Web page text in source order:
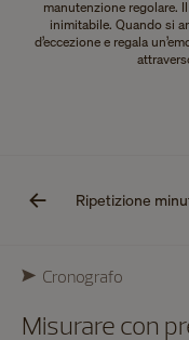
manutenzione regolare.
inimitabile. Quando si
d’eccezione e regala
Ripetizione
Cronografo
Misurare con